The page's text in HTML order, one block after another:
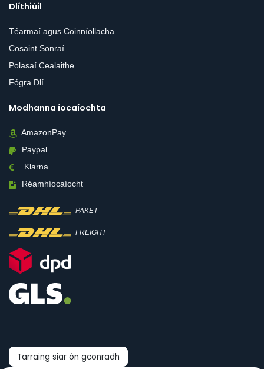
Dlíthiúil
Téarmaí agus Coinníollacha
Cosaint Sonraí
Polasaí Cealaithe
Fógra Dlí
Modhanna íocaíochta
AmazonPay
Paypal
Klarna
Réamhíocaíocht
PAKET
FREIGHT
Tarraing siar ón gconradh